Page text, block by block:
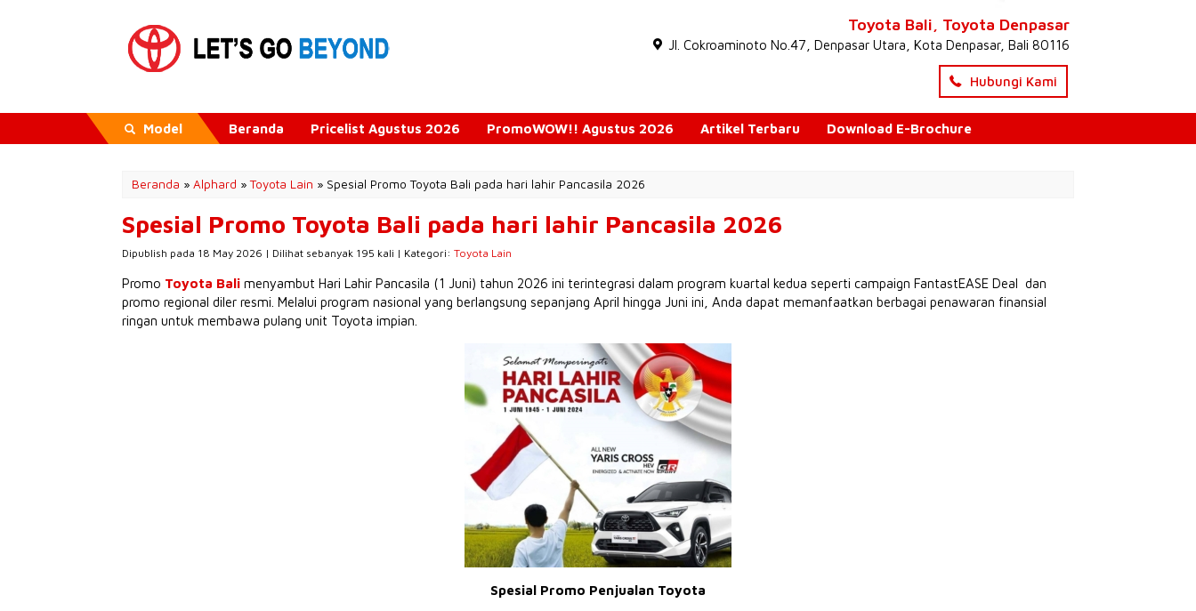
Toyota Bali, Toyota Denpasar
Jl. Cokroaminoto No.47, Denpasar Utara, Kota Denpasar, Bali 80116
Hubungi Kami
Model Beranda Pricelist Agustus 2026 PromoWOW!! Agustus 2026 Artikel Terbaru Download E-Brochure
Beranda » Alphard »Toyota Lain » Spesial Promo Toyota Bali pada hari lahir Pancasila 2026
Spesial Promo Toyota Bali pada hari lahir Pancasila 2026
Dipublish pada 18 May 2026 | Dilihat sebanyak 195 kali | Kategori: Toyota Lain
Promo Toyota Bali menyambut Hari Lahir Pancasila (1 Juni) tahun 2026 ini terintegrasi dalam program kuartal kedua seperti campaign FantastEASE Deal dan
promo regional diler resmi. Melalui program nasional yang berlangsung sepanjang April hingga Juni ini, Anda dapat memanfaatkan berbagai penawaran finansial
ringan untuk membawa pulang unit Toyota impian.
Spesial Promo Penjualan Toyota